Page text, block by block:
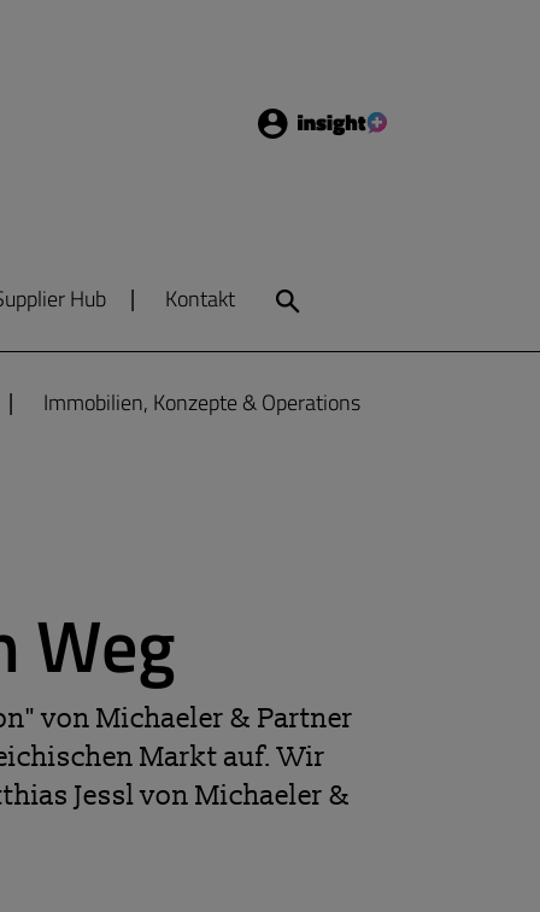
Hub Kontakt
Immobilien, Konzepte & Operations
Weg
von Michaeler & Partner
Markt auf. Wir
Jessl von Michaeler &